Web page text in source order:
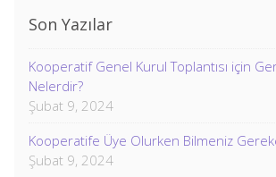
Son Yazılar
Kooperatif Genel Kurul Toplantısı için
Nelerdir?
Şubat 9, 2024
Kooperatife Üye Olurken Bilmeniz
Şubat 9, 2024